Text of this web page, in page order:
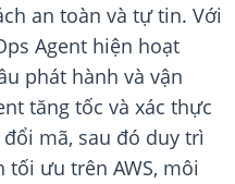
an toàn và tự tin. Với
Agent hiện hoạt
phát hành và vận
tăng tốc và xác thực
mã, sau đó duy trì
tối ưu trên AWS, môi